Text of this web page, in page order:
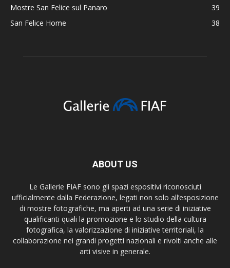
Mostre San Felice sul Panaro
39
San Felice Home
38
ABOUT US
Le Gallerie FIAF sono gli spazi espositivi riconosciuti
ufficialmente dalla Federazione, legati non solo all’esposizione
di mostre fotografiche, ma aperti ad una serie di iniziative
qualificanti quali la promozione e lo studio della cultura
fotografica, la valorizzazione di iniziative territoriali, la
collaborazione nei grandi progetti nazionali e rivolti anche alle
arti visive in generale.